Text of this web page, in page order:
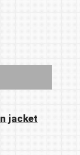
jacket